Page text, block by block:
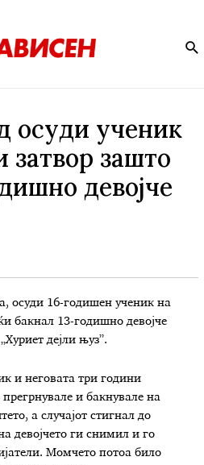
осуди ученик
затвор зашто
девојче
осуди 16-годишен ученик на
бакнал 13-годишно девојче
дејли њуз”.
и неговата три години
и бакнувале на
а случајот стигнал до
девојчето ги снимил и го
Момчето потоа било